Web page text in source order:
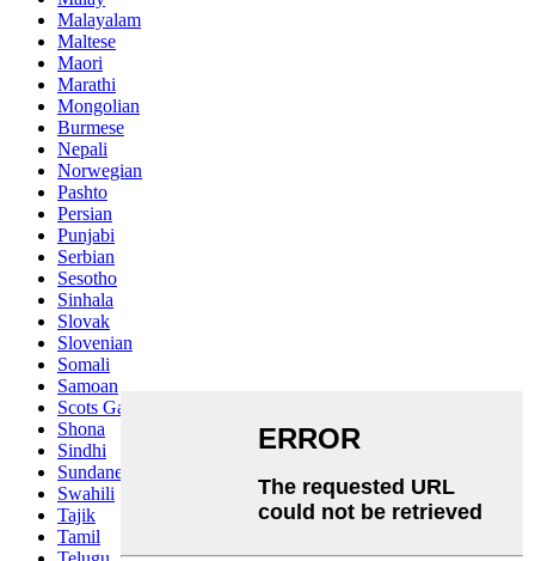
Malayalam
Maltese
Maori
Marathi
Mongolian
Burmese
Nepali
Norwegian
Pashto
Persian
Punjabi
Serbian
Sesotho
Sinhala
Slovak
Slovenian
Somali
Samoan
Scots Gaelic
Shona
Sindhi
Sundanese
Swahili
Tajik
Tamil